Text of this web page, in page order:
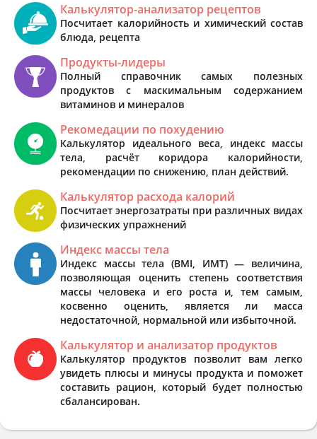
Калькулятор-анализатор рецептов
Посчитает калорийность и химический состав
блюда, рецепта
Продукты-лидеры
Полный справочник самых полезных
продуктов с маскимальным содержанием
витаминов и минералов
Рекомедации по похудению
Калькулятор идеального веса, индекс массы
тела, расчёт коридора калорийности,
рекомендации по снижению, план действий.
Калькулятор расхода калорий
Посчитает энергозатраты при различных видах
физических упражнений
Индекс массы тела
Индекс массы тела (BMI, ИМТ) — величина,
позволяющая оценить степень соответствия
массы человека и его роста и, тем самым,
косвенно оценить, является ли масса
недостаточной, нормальной или избыточной.
Калькулятор и анализатор продуктов
Калькулятор продуктов позволит вам легко
увидеть плюсы и минусы продукта и поможет
составить рацион, который будет полностью
сбалансирован.